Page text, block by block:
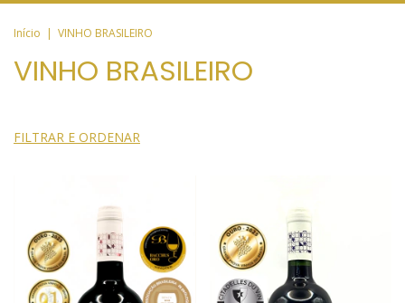
Início | VINHO BRASILEIRO
VINHO BRASILEIRO
FILTRAR E ORDENAR